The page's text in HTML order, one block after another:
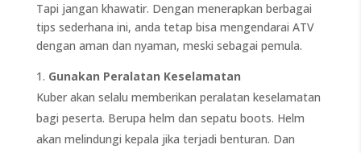
Tapi jangan khawatir. Dengan menerapkan berbagai
tips sederhana ini, anda tetap bisa mengendarai ATV
dengan aman dan nyaman, meski sebagai pemula.
Gunakan Peralatan Keselamatan
Kuber akan selalu memberikan peralatan keselamatan
bagi peserta. Berupa helm dan sepatu boots. Helm
akan melindungi kepala jika terjadi benturan. Dan